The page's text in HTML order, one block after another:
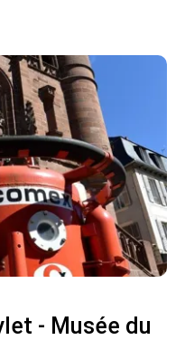
- Musée du